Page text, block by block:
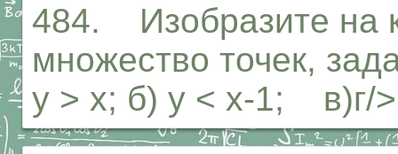
484. Изобразите на
множество точек,
у > х; б) у < х-1; в)г/